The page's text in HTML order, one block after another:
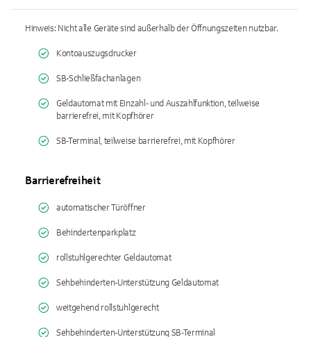
Hinweis: Nicht alle Geräte sind außerhalb der Öffnungszeiten nutzbar.
Kontoauszugsdrucker
SB-Schließfachanlagen
Geldautomat mit Einzahl- und Auszahlfunktion, teilweise
barrierefrei, mit Kopfhörer
SB-Terminal, teilweise barrierefrei, mit Kopfhörer
Barrierefreiheit
automatischer Türöffner
Behindertenparkplatz
rollstuhlgerechter Geldautomat
Sehbehinderten-Unterstützung Geldautomat
weitgehend rollstuhlgerecht
Sehbehinderten-Unterstützung SB-Terminal